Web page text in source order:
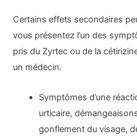
Certains effets secondaires
vous présentez l’un des
pris du Zyrtec ou de la
un médecin.
Symptômes d’une
urticaire,
gonflement du visage,